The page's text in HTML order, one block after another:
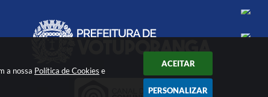
a nossa Política de Cookies e
ACEITAR
PERSONALIZAR